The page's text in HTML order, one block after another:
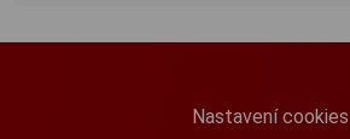
Nastavení cookies